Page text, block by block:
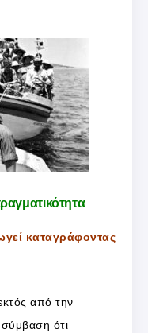
καταγράφοντας
από την
ότι